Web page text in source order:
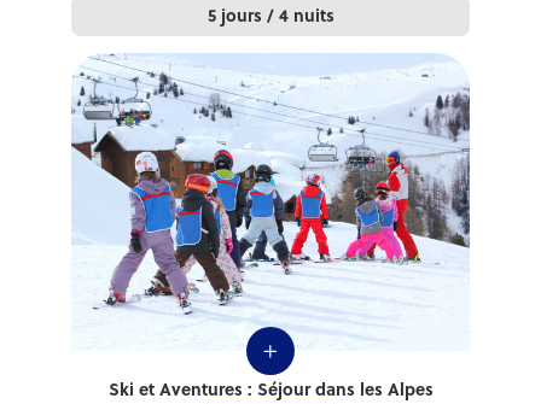
5 jours / 4 nuits
+
Ski et Aventures : Séjour dans les Alpes